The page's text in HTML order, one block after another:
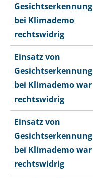
Gesichtserkennung
bei Klimademo
rechtswidrig
Einsatz von
Gesichtserkennung
bei Klimademo war
rechtswidrig
Einsatz von
Gesichtserkennung
bei Klimademo war
rechtswidrig